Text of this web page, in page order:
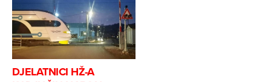
DJELATNICI HŽ-A